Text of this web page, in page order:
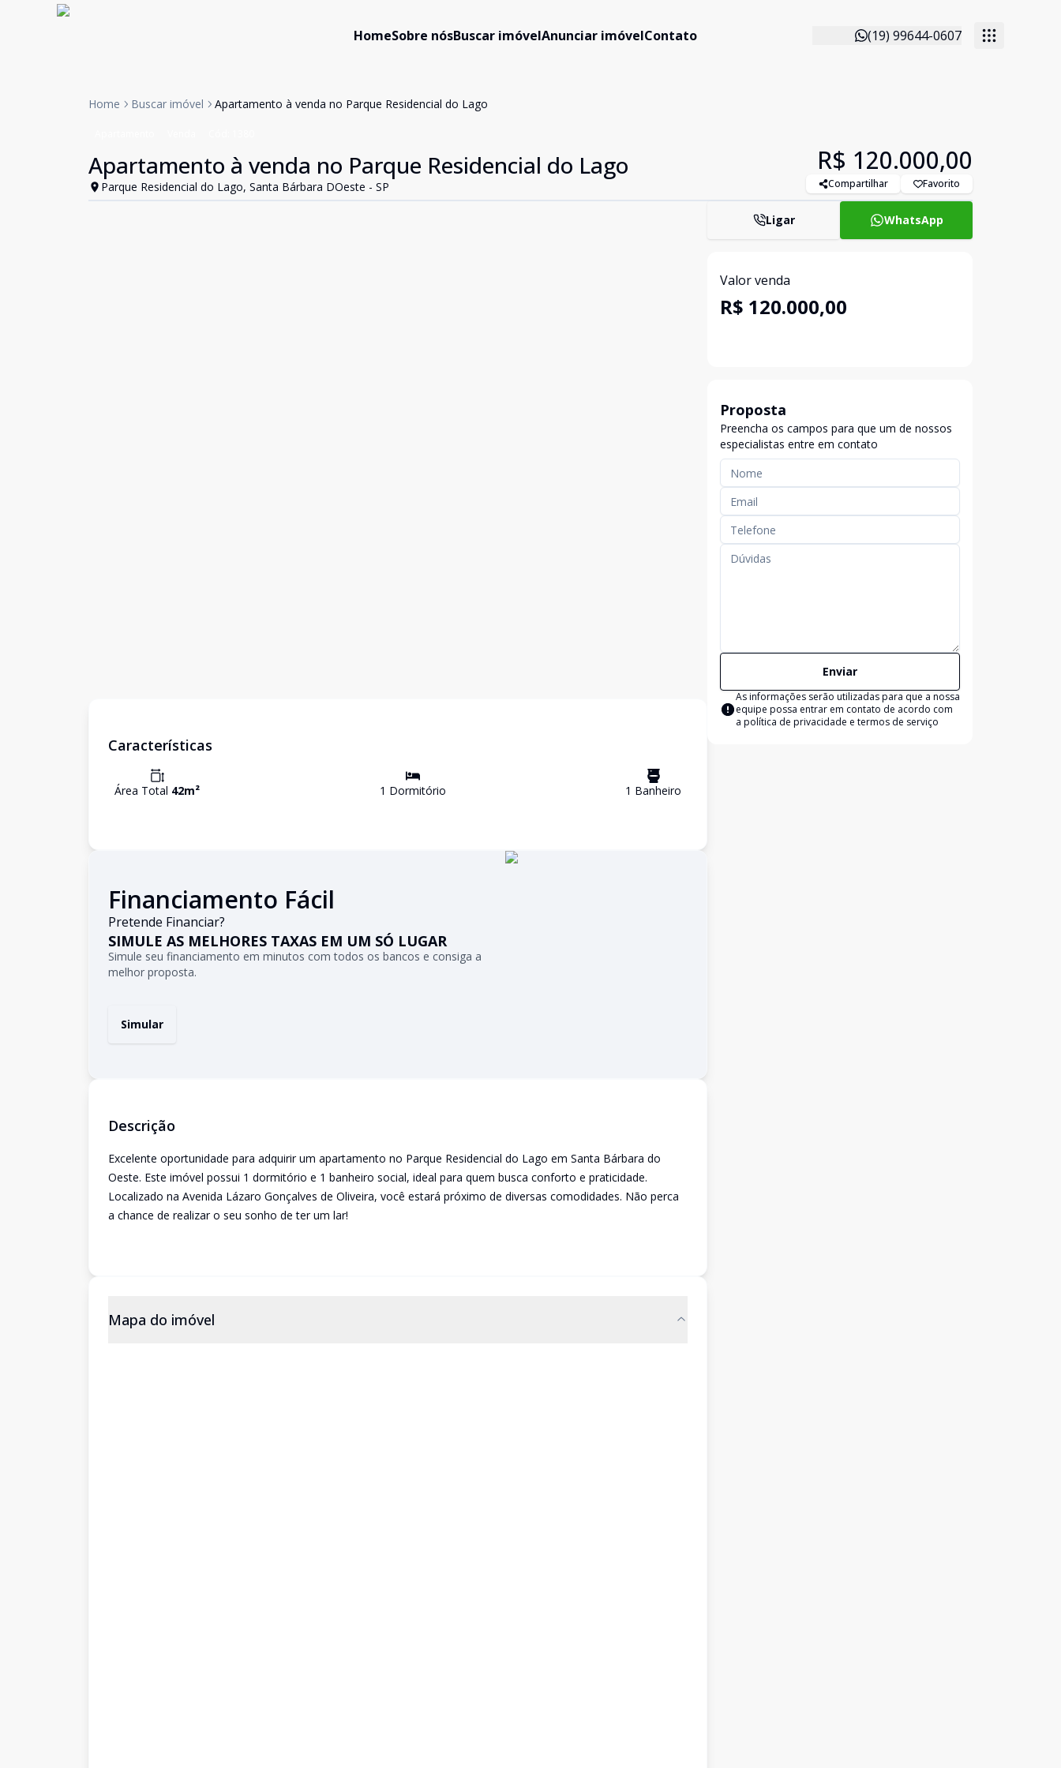
HomeSobre nósBuscar imóvelAnunciar imóvelContato (19) 99644-0607
Home Buscar imóvel Apartamento à venda no Parque Residencial do Lago
Apartamento à venda no Parque Residencial do Lago
Parque Residencial do Lago, Santa Bárbara DOeste - SP
R$ 120.000,00
Compartilhar Favorito
Características
Área Total 42m² 1 Dormitório 1 Banheiro
Financiamento Fácil
Pretende Financiar?
SIMULE AS MELHORES TAXAS EM UM SÓ LUGAR
Simule seu financiamento em minutos com todos os bancos e consiga a
melhor proposta.
Simular
Descrição
Excelente oportunidade para adquirir um apartamento no Parque Residencial do Lago em Santa Bárbara do
Oeste. Este imóvel possui 1 dormitório e 1 banheiro social, ideal para quem busca conforto e praticidade.
Localizado na Avenida Lázaro Gonçalves de Oliveira, você estará próximo de diversas comodidades. Não perca
a chance de realizar o seu sonho de ter um lar!
Mapa do imóvel
Ligar WhatsApp
Valor venda
R$ 120.000,00
Proposta
Preencha os campos para que um de nossos
especialistas entre em contato
Enviar
As informações serão utilizadas para que a nossa
equipe possa entrar em contato de acordo com
a política de privacidade e termos de serviço